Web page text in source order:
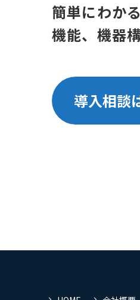
簡単にわか
機能、機器
導入相談